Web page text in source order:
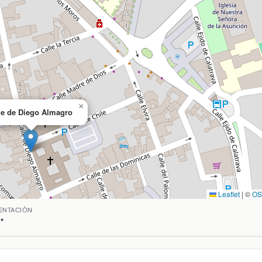
de Diego Almagro
×
Leaflet | ©
Ciudad Real. Coordenadas: latitud 38.888888533333336,